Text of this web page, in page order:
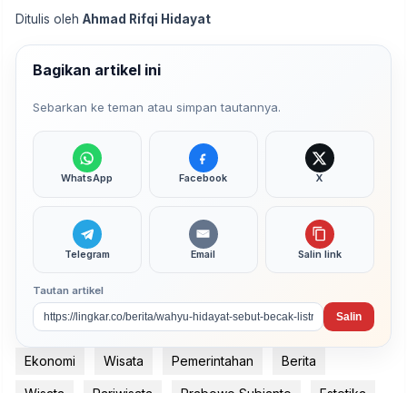
Ditulis oleh Ahmad Rifqi Hidayat
Bagikan artikel ini
Sebarkan ke teman atau simpan tautannya.
WhatsApp Facebook X
Telegram Email Salin link
Tautan artikel
Salin
Ekonomi Wisata Pemerintahan Berita